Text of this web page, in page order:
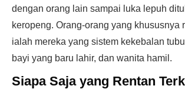
dengan orang lain sampai luka lepuh
keropeng. Orang-orang yang khususnya
ialah mereka yang sistem kekebalan
bayi yang baru lahir, dan wanita hamil.
Siapa Saja yang Rentan